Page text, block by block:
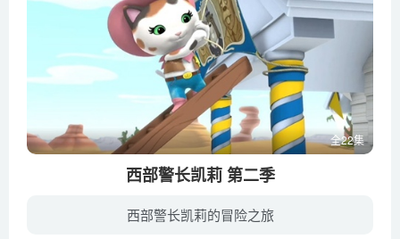
全22集
西部警长凯莉 第二季
西部警长凯莉的冒险之旅